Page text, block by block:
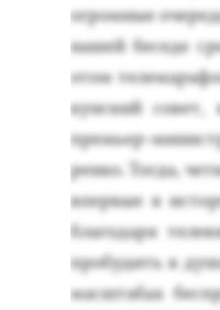
ог­ромные
на­шей бе­седе
этом
кун­ский со­вет,
премь­ер-
рен­ко. Тог­да,
впер­вые в
бла­года­ря
про­будить в
мас­шта­бах